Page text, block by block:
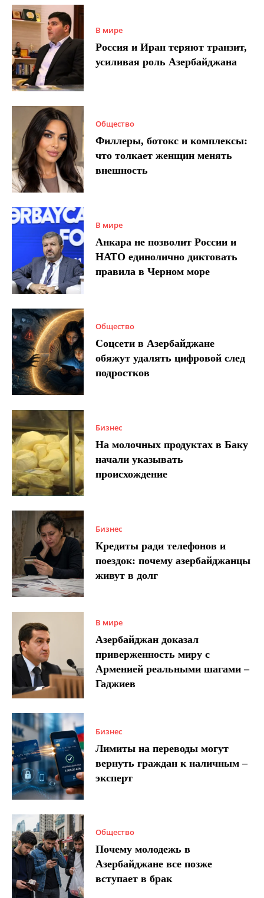
В мире
Россия и Иран теряют транзит,
усиливая роль Азербайджана
Общество
Филлеры, ботокс и комплексы:
что толкает женщин менять
внешность
В мире
Анкара не позволит России и
НАТО единолично диктовать
правила в Черном море
Общество
Соцсети в Азербайджане
обяжут удалять цифровой след
подростков
Бизнес
На молочных продуктах в Баку
начали указывать
происхождение
Бизнес
Кредиты ради телефонов и
поездок: почему азербайджанцы
живут в долг
В мире
Азербайджан доказал
приверженность миру с
Арменией реальными шагами –
Гаджиев
Бизнес
Лимиты на переводы могут
вернуть граждан к наличным –
эксперт
Общество
Почему молодежь в
Азербайджане все позже
вступает в брак